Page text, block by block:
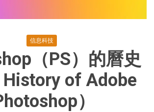
信息科技
（PS）的曆史
History of Adobe
）